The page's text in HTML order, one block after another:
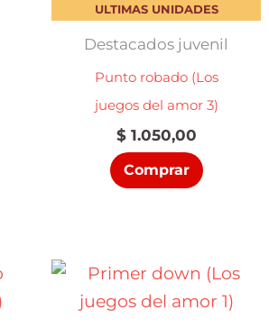
ULTIMAS UNIDADES
Destacados juvenil
Punto robado (Los
juegos del amor 3)
$1.050,00
Comprar